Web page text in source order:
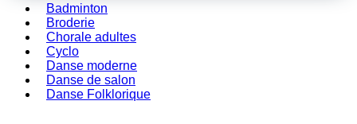
Badminton
Broderie
Chorale adultes
Cyclo
Danse moderne
Danse de salon
Danse Folklorique